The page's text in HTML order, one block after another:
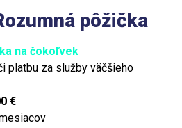
pôžička
na čokoľvek
platbu za služby väčšieho
€